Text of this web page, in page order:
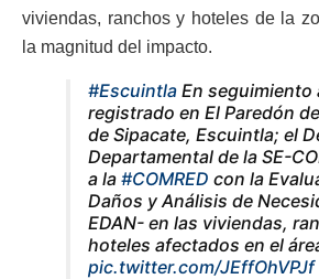
viviendas, ranchos y hoteles de la
la magnitud del impacto.
#Escuintla En seguimiento
registrado en El Paredón
de Sipacate, Escuintla; el
Departamental de la SE-
a la #COMRED con la
Daños y Análisis de
EDAN- en las viviendas,
hoteles afectados en el
pic.twitter.com/JEffOhVPJf